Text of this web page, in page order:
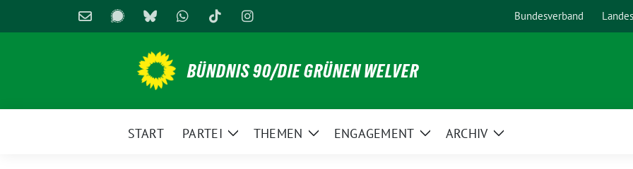
zum
Bundesverband
BÜNDNIS 90/DIE GRÜNEN WELVER
START PARTEI
ZeigeTHEMEN
ZeigeENGAGEMENT
ZeigeARCHIV
Zeige